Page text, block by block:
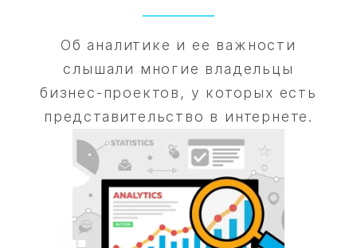
Об аналитике и ее важности
слышали многие владельцы
бизнес-проектов, у которых есть
представительство в интернете.